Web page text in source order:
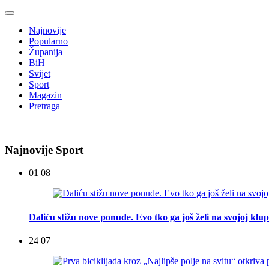
Najnovije
Popularno
Županija
BiH
Svijet
Sport
Magazin
Pretraga
Najnovije Sport
01 08
Daliću stižu nove ponude. Evo tko ga još želi na svojoj
24 07